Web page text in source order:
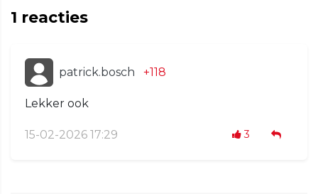
1 reacties
patrick.bosch +118
Lekker ook
15-02-2026 17:29 3